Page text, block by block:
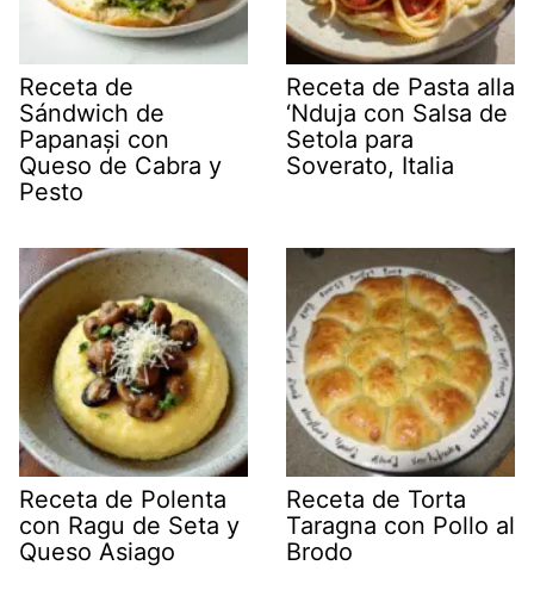
Receta de
Sándwich de
Papanași con
Queso de Cabra y
Pesto
Receta de Pasta alla
‘Nduja con Salsa de
Setola para
Soverato, Italia
Receta de Polenta
con Ragu de Seta y
Queso Asiago
Receta de Torta
Taragna con Pollo al
Brodo